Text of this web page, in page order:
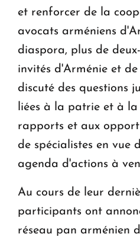
et renforcer de la
avocats arméniens
diaspora, plus de
invités d'Arménie et
discuté des questions
liées à la patrie et à
rapports et aux
de spécialistes en vue
agenda d'actions à
Au cours de leur
participants ont
réseau pan arménien